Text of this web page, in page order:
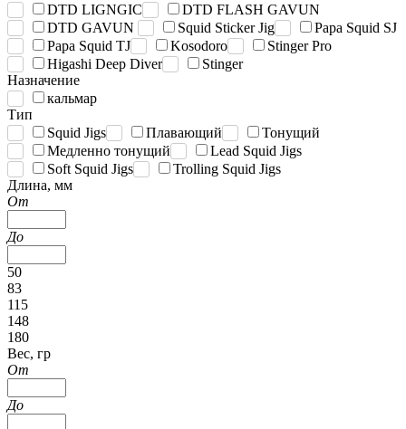
DTD LIGNGIC
DTD FLASH GAVUN
DTD GAVUN
Squid Sticker Jig
Papa Squid SJ
Papa Squid TJ
Kosodoro
Stinger Pro
Higashi Deep Diver
Stinger
Назначение
кальмар
Тип
Squid Jigs
Плавающий
Тонущий
Медленно тонущий
Lead Squid Jigs
Soft Squid Jigs
Trolling Squid Jigs
Длина, мм
От
До
50
83
115
148
180
Вес, гр
От
До